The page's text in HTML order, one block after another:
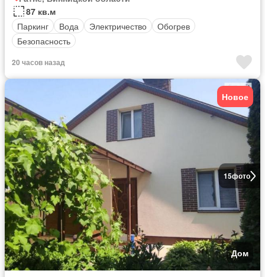
87 кв.м
Паркинг
Вода Электричество
Обогрев
Безопасность
20 часов назад
15фото
Новое
Дом